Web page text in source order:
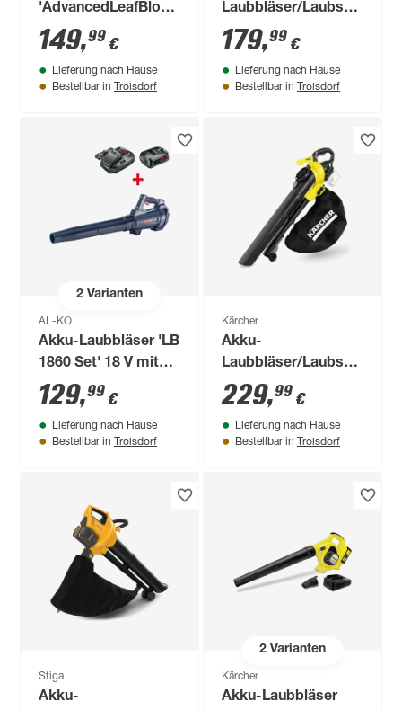
'AdvancedLeafBlower
36 V-750' ohne Akku
und Ladegerät
149,99 €
Lieferung nach Hause
Bestellbar in Troisdorf
Laubbläser/Laubsauger
'BLV 18-200 Battery'
ohne Akku
179,99 €
Lieferung nach Hause
Bestellbar in Troisdorf
2Varianten
AL-KO
Akku-Laubbläser 'LB
1860 Set' 18 V mit
Akku und Ladegerät
129,99 €
Lieferung nach Hause
Bestellbar in Troisdorf
Kärcher
Akku-
Laubbläser/Laubsauger
'BLV 36-240 Battery'
ohne Akku
229,99 €
Lieferung nach Hause
Bestellbar in Troisdorf
Stiga
Akku-
2Varianten
Kärcher
Akku-Laubbläser